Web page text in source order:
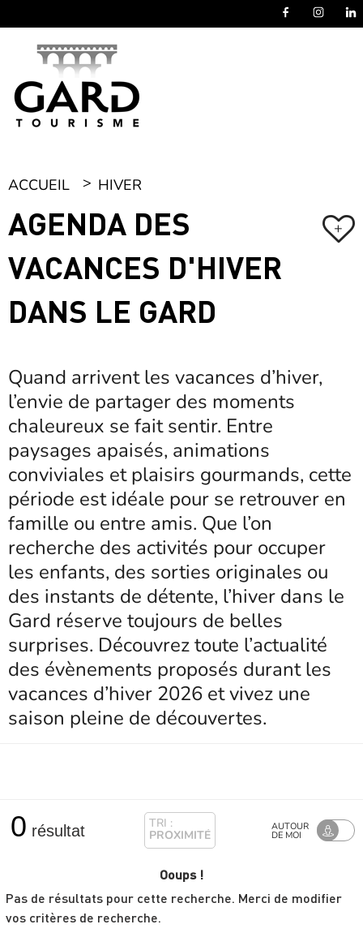
ACCUEIL HIVER
AGENDA DES
VACANCES D'HIVER
DANS LE GARD
+
Quand arrivent les vacances d’hiver,
l’envie de partager des moments
chaleureux se fait sentir. Entre
paysages apaisés, animations
conviviales et plaisirs gourmands, cette
période est idéale pour se retrouver en
famille ou entre amis. Que l’on
recherche des activités pour occuper
les enfants, des sorties originales ou
des instants de détente, l’hiver dans le
Gard réserve toujours de belles
surprises. Découvrez toute l’actualité
des évènements proposés durant les
vacances d’hiver 2026 et vivez une
saison pleine de découvertes.
0 résultat TRI :
PROXIMITÉ
AUTOUR
DE MOI
Ooups !
Pas de résultats pour cette recherche. Merci de modifier
vos critères de recherche.